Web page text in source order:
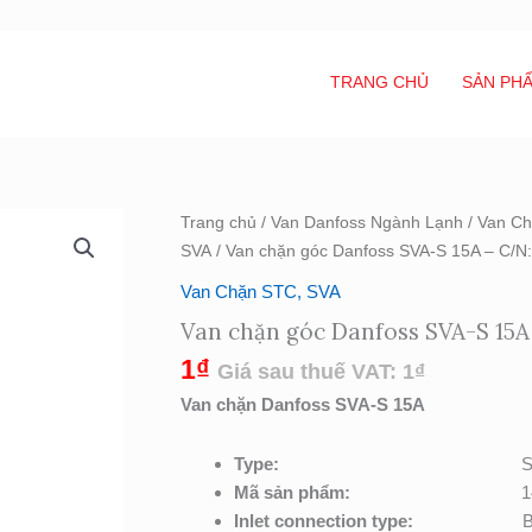
TRANG CHỦ SẢN
Trang chủ / Van Danfoss Ngành Lạnh / Van
SVA / Van chặn góc Danfoss SVA-S 15A – C/
Van Chặn STC, SVA
Van chặn góc Danfoss SVA-S
1₫ Giá sau thuế VAT: 1₫
Van chặn Danfoss SVA-S 15A
Type:
Mã sản phẩm:
Inlet connection type:
Van
chặn
Danfoss
SVA-
S
148B5220